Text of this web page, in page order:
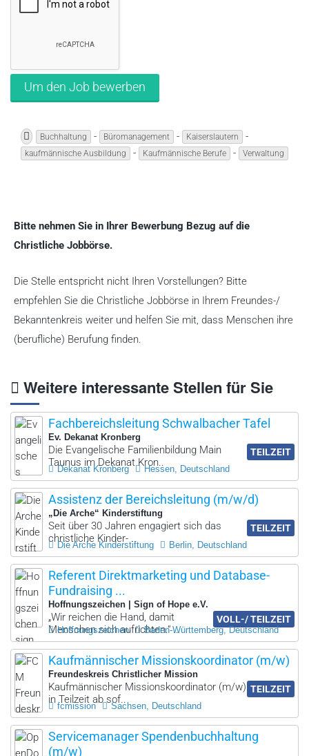
Buchhaltung - Büromanagement - Kaiserslautern -
kaufmännische Ausbildung - Kaufmännische Berufe - Verwaltung
Bitte nehmen Sie in Ihrer Bewerbung Bezug auf die
Christliche Jobbörse.
Die Stelle entspricht nicht Ihren Vorstellungen? Bitte
empfehlen Sie die Christliche Jobbörse in Ihrem Freundes-/
Bekanntenkreis weiter und helfen Sie mit, dass Menschen ihre
(berufliche) Berufung finden.
Weitere interessante Stellen für Sie
Fachbereichsleitung Schwalbacher Tafel
Ev. Dekanat Kronberg
TEILZEIT
Die Evangelische Familienbildung Main
Taunus im Dekanat Kron..
Dekanat Kronberg Hessen, Deutschland
Assistenz der Bereichsleitung (m/w/d)
„Die Arche“ Kinderstiftung
TEILZEIT
Seit über 30 Jahren engagiert sich das
christliche Kinder- ..
Die Arche Kinderstiftung Berlin, Deutschland
Referent Direktmarketing und Database-
Fundraising ...
Hoffnungszeichen | Sign of Hope e.V.
VOLL-/ TEILZEIT
„Wir reichen die Hand, damit
Menschen sich aufrichten.“ ..
Hoffnungszeichen Baden-Württemberg, Deutschland
Kaufmännischer Missionskoordinator (m/w)
Freundeskreis Christlicher Mission
TEILZEIT
Kaufmännischer Missionskoordinator (m/w)
in Teilzeit ab sof..
fcmission Sachsen, Deutschland
Servicemanager Spendenbuchhaltung
(m/w)